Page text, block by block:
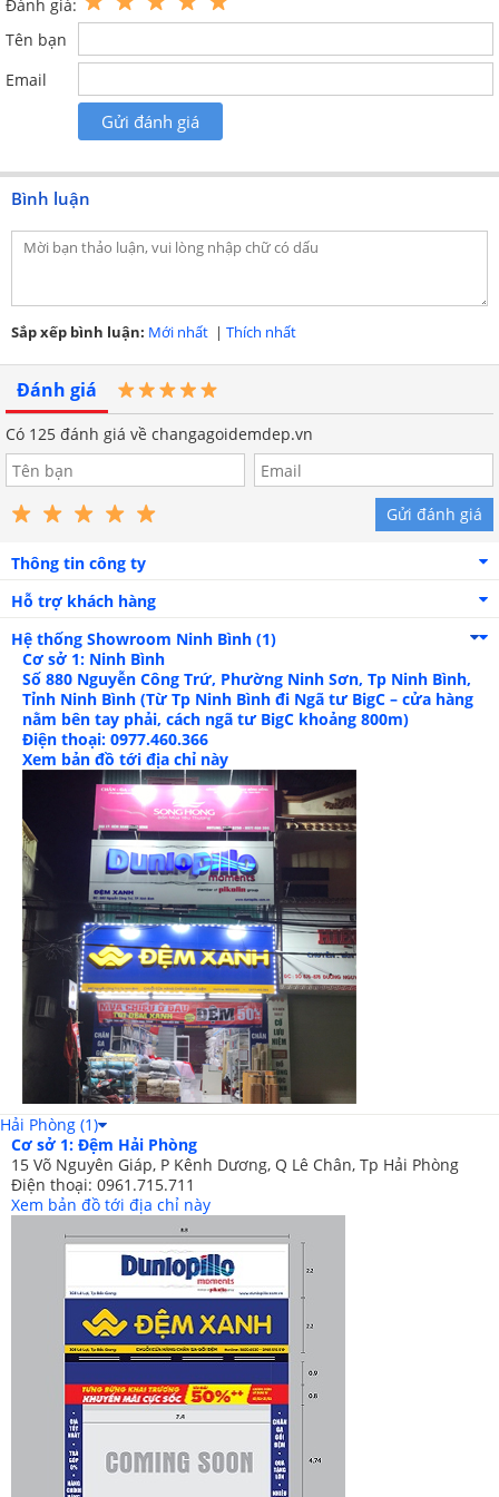
Sản phẩm tông màu nhẹ nhàng trang nhã
Bộ sản phẩm gồm chăn, ga và vỏ gối phối màu tinh tế
Chất liệu lụa cao cấp, không nhăn không xù, mềm mịn
Sản phẩm được chần may rất cẩn thận
******************************************************************
Vận chuyển miễn phí nội thành HN
đối với các đơn hàng trị
giá từ 500.000 đồng trở lên
Đánh giá:
Tên bạn
Email
Gửi đánh giá
Bình luận
Sắp xếp bình luận: Mới nhất | Thích nhất
Đánh giá
Có 125 đánh giá về changagoidemdep.vn
Gửi đánh giá
Thông tin công ty
Hỗ trợ khách hàng
Hệ thống Showroom Ninh Bình (1)
Cơ sở 1: Ninh Bình
Số 880 Nguyễn Công Trứ, Phường Ninh Sơn, Tp Ninh Bình,
Tỉnh Ninh Bình (Từ Tp Ninh Bình đi Ngã tư BigC – cửa hàng
nằm bên tay phải, cách ngã tư BigC khoảng 800m)
Điện thoại: 0977.460.366
Xem bản đồ tới địa chỉ này
Hải Phòng (1)
Cơ sở 1: Đệm Hải Phòng
15 Võ Nguyên Giáp, P Kênh Dương, Q Lê Chân, Tp Hải Phòng
Điện thoại: 0961.715.711
Xem bản đồ tới địa chỉ này